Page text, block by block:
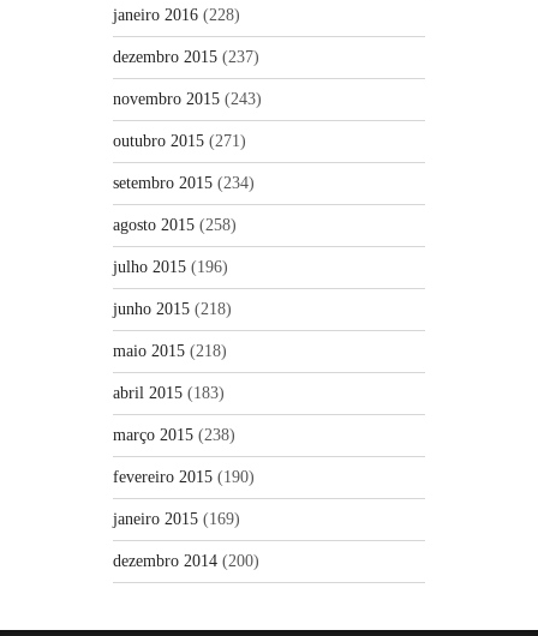
janeiro 2016 (228)
dezembro 2015 (237)
novembro 2015 (243)
outubro 2015 (271)
setembro 2015 (234)
agosto 2015 (258)
julho 2015 (196)
junho 2015 (218)
maio 2015 (218)
abril 2015 (183)
março 2015 (238)
fevereiro 2015 (190)
janeiro 2015 (169)
dezembro 2014 (200)